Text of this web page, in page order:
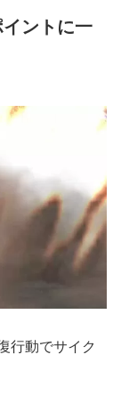
ントに一
行動でサイク